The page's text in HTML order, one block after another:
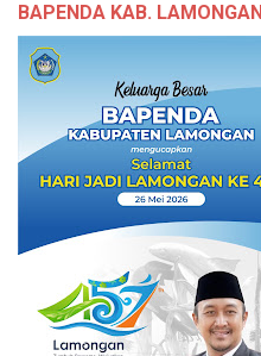
BAPENDA KAB. LAMONGAN